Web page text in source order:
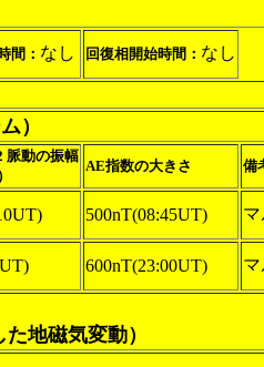
間： なし 回復相開始時間： なし
）
脈動の振幅
AE指数の大きさ 備
500nT(08:45UT)
600nT(23:00UT)
地磁気変動）